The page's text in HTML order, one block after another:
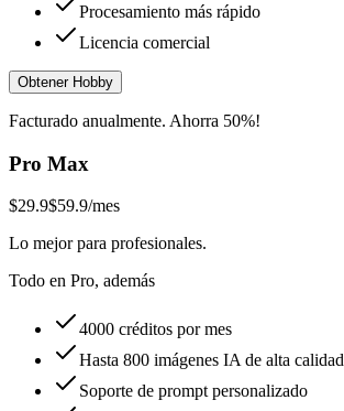
Procesamiento más rápido
Licencia comercial
Obtener Hobby
Facturado anualmente. Ahorra 50%!
Pro Max
$29.9$59.9/mes
Lo mejor para profesionales.
Todo en Pro, además
4000 créditos por mes
Hasta 800 imágenes IA de alta calidad
Soporte de prompt personalizado